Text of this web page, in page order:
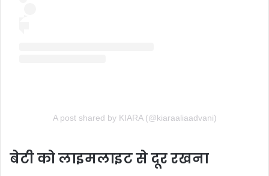
A post shared by KIARA (@kiaraaliaadvani)
बेटी को लाइमलाइट से दूर रखना